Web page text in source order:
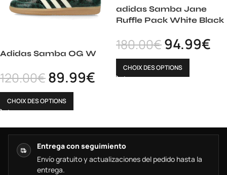
Adidas Samba OG W
120.00€89.99€
CHOIX DES OPTIONS
adidas Samba Jane
Ruffle Pack White Black
180.00€94.99€
CHOIX DES OPTIONS
Entrega con seguimiento
Envío gratuito y actualizaciones del pedido hasta la
entrega.